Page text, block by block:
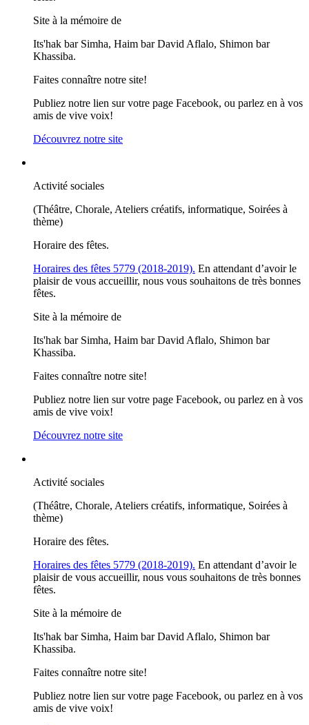
Site à la mémoire de
Its'hak bar Simha, Haim bar David Aflalo, Shimon bar
Khassiba.
Faites connaître notre site!
Publiez notre lien sur votre page Facebook, ou parlez en à vos
amis de vive voix!
Découvrez notre site
Activité sociales
(Théâtre, Chorale, Ateliers créatifs, informatique, Soirées à
thème)
Horaire des fêtes.
Horaires des fêtes 5779 (2018-2019). En attendant d’avoir le
plaisir de vous accueillir, nous vous souhaitons de très bonnes
fêtes.
Site à la mémoire de
Its'hak bar Simha, Haim bar David Aflalo, Shimon bar
Khassiba.
Faites connaître notre site!
Publiez notre lien sur votre page Facebook, ou parlez en à vos
amis de vive voix!
Découvrez notre site
Activité sociales
(Théâtre, Chorale, Ateliers créatifs, informatique, Soirées à
thème)
Horaire des fêtes.
Horaires des fêtes 5779 (2018-2019). En attendant d’avoir le
plaisir de vous accueillir, nous vous souhaitons de très bonnes
fêtes.
Site à la mémoire de
Its'hak bar Simha, Haim bar David Aflalo, Shimon bar
Khassiba.
Faites connaître notre site!
Publiez notre lien sur votre page Facebook, ou parlez en à vos
amis de vive voix!